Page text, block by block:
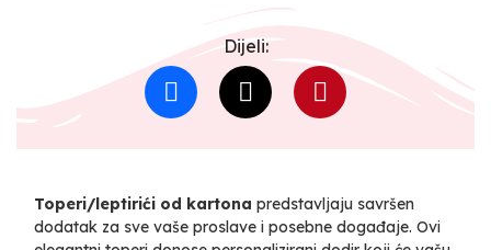
Dijeli:
Toperi/leptirići od kartona predstavljaju savršen
dodatak za sve vaše proslave i posebne događaje. Ovi